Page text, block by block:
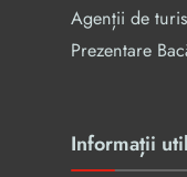
Agenții de
Prezentare
Informații